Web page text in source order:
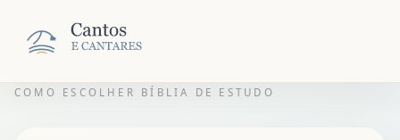
COMO ESCOLHER BÍBLIA DE ESTUDO